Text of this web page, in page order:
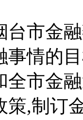
台市金
事情的
全市金
策,制订